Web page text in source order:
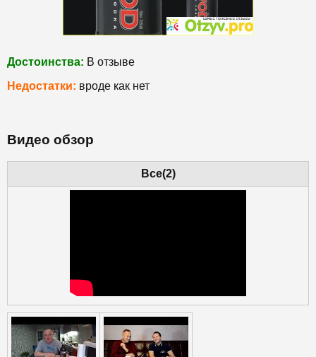
Достоинства: В отзыве
Недостатки: вроде как нет
Видео обзор
Все(2)